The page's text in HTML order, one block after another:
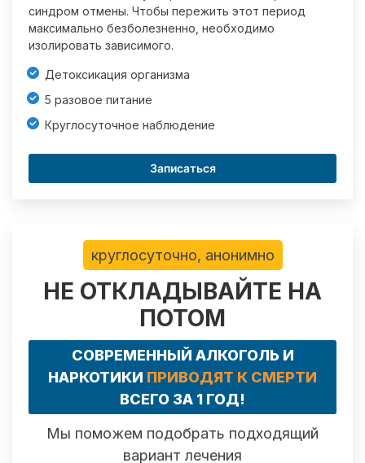
синдром отмены. Чтобы пережить этот период
максимально безболезненно, необходимо
изолировать зависимого.
Детоксикация организма
5 разовое питание
Круглосуточное наблюдение
Записаться
круглосуточно, анонимно
НЕ ОТКЛАДЫВАЙТЕ НА
ПОТОМ
СОВРЕМЕННЫЙ АЛКОГОЛЬ И
НАРКОТИКИ ПРИВОДЯТ К СМЕРТИ
ВСЕГО ЗА 1 ГОД!
Мы поможем подобрать подходящий
вариант лечения